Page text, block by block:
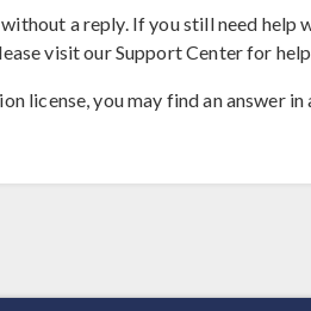
a reply. If you still need help
visit our Support Center for
license, you may find an answer